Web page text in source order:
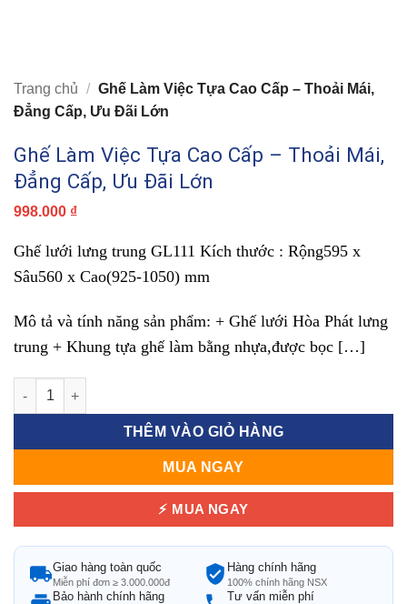
Trang chủ / Ghế Làm Việc Tựa Cao Cấp – Thoải Mái,
Đẳng Cấp, Ưu Đãi Lớn
Ghế Làm Việc Tựa Cao Cấp – Thoải Mái,
Đẳng Cấp, Ưu Đãi Lớn
998.000 ₫
Ghế lưới lưng trung GL111 Kích thước : Rộng595 x
Sâu560 x Cao(925-1050) mm
Mô tả và tính năng sản phẩm: + Ghế lưới Hòa Phát lưng
trung + Khung tựa ghế làm bằng nhựa,được bọc […]
Ghế Làm Việc Tựa Cao Cấp – Thoải Mái, Đẳng Cấp, Ưu Đãi
THÊM VÀO GIỎ HÀNG
MUA NGAY
⚡ MUA NGAY
Giao hàng toàn quốc
Miễn phí đơn ≥ 3.000.000đ
Hàng chính hãng
100% chính hãng NSX
Bảo hành chính hãng Tư vấn miễn phí